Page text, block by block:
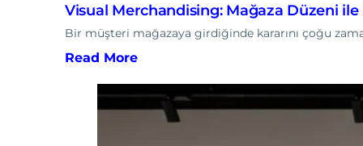
Visual Merchandising: Mağaza Düzeni ile
Bir müşteri mağazaya girdiğinde kararını çoğu
Read More